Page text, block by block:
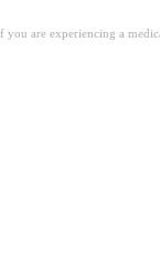
are experiencing a